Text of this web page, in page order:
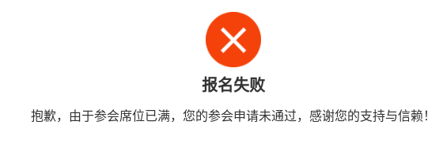
报名失败
抱歉，由于参会席位已满，您的参会申请未通过，感谢您的支持与信赖！